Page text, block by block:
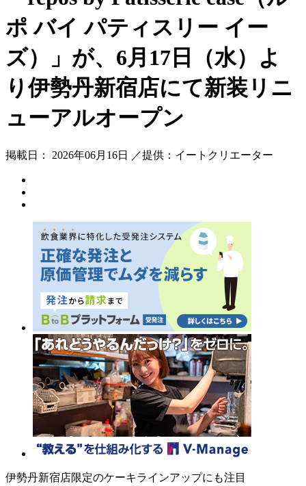
ポ バイ パティスリー イー
ズ）」が、6月17日（水）よ
り伊勢丹新宿店にて新装リニ
ューアルオープン
掲載日： 2026年06月16日 ／提供：イートクリエーター
伊勢丹新宿店限定のケーキラインアップにも注目